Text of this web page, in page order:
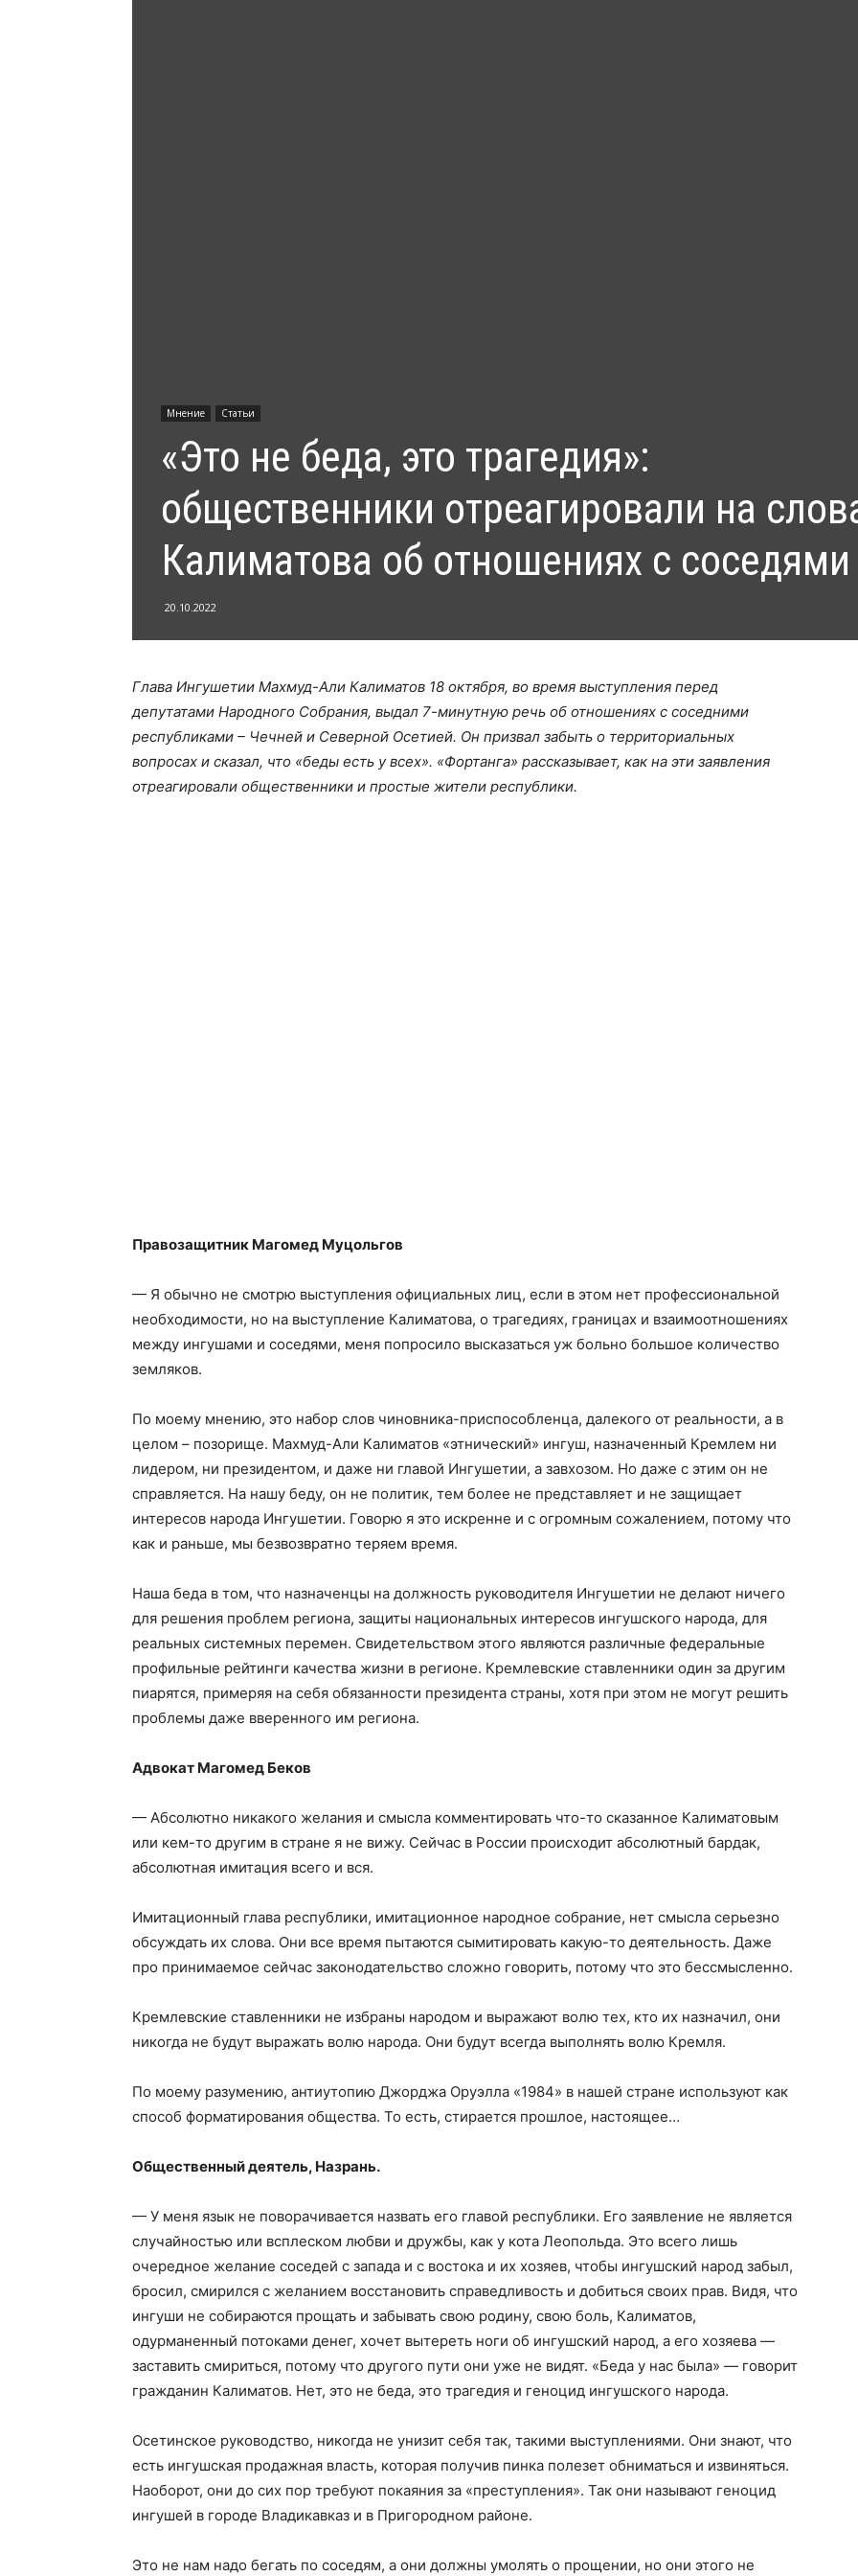
Мнение Статьи
«Это не беда, это трагедия»:
общественники отреагировали на
Калиматова об отношениях с соседями
20.10.2022
Глава Ингушетии Махмуд-Али Калиматов 18 октября, во время выступления перед
депутатами Народного Собрания, выдал 7-минутную речь об отношениях с соседними
республиками – Чечней и Северной Осетией. Он призвал забыть о территориальных
вопросах и сказал, что «беды есть у всех». «Фортанга» рассказывает, как на эти заявления
отреагировали общественники и простые жители республики.
Правозащитник Магомед Муцольгов
— Я обычно не смотрю выступления официальных лиц, если в этом нет профессиональной
необходимости, но на выступление Калиматова, о трагедиях, границах и взаимоотношениях
между ингушами и соседями, меня попросило высказаться уж больно большое количество
земляков.
По моему мнению, это набор слов чиновника-приспособленца, далекого от реальности, а в
целом – позорище. Махмуд-Али Калиматов «этнический» ингуш, назначенный Кремлем ни
лидером, ни президентом, и даже ни главой Ингушетии, а завхозом. Но даже с этим он не
справляется. На нашу беду, он не политик, тем более не представляет и не защищает
интересов народа Ингушетии. Говорю я это искренне и с огромным сожалением, потому что
как и раньше, мы безвозвратно теряем время.
Наша беда в том, что назначенцы на должность руководителя Ингушетии не делают ничего
для решения проблем региона, защиты национальных интересов ингушского народа, для
реальных системных перемен. Свидетельством этого являются различные федеральные
профильные рейтинги качества жизни в регионе. Кремлевские ставленники один за другим
пиарятся, примеряя на себя обязанности президента страны, хотя при этом не могут решить
проблемы даже вверенного им региона.
Адвокат Магомед Беков
— Абсолютно никакого желания и смысла комментировать что-то сказанное Калиматовым
или кем-то другим в стране я не вижу. Сейчас в России происходит абсолютный бардак,
абсолютная имитация всего и вся.
Имитационный глава республики, имитационное народное собрание, нет смысла серьезно
обсуждать их слова. Они все время пытаются сымитировать какую-то деятельность. Даже
про принимаемое сейчас законодательство сложно говорить, потому что это бессмысленно.
Кремлевские ставленники не избраны народом и выражают волю тех, кто их назначил, они
никогда не будут выражать волю народа. Они будут всегда выполнять волю Кремля.
По моему разумению, антиутопию Джорджа Оруэлла «1984» в нашей стране используют как
способ форматирования общества. То есть, стирается прошлое, настоящее…
Общественный деятель, Назрань.
— У меня язык не поворачивается назвать его главой республики. Его заявление не является
случайностью или всплеском любви и дружбы, как у кота Леопольда. Это всего лишь
очередное желание соседей с запада и с востока и их хозяев, чтобы ингушский народ забыл,
бросил, смирился с желанием восстановить справедливость и добиться своих прав. Видя, что
ингуши не собираются прощать и забывать свою родину, свою боль, Калиматов,
одурманенный потоками денег, хочет вытереть ноги об ингушский народ, а его хозяева —
заставить смириться, потому что другого пути они уже не видят. «Беда у нас была» — говорит
гражданин Калиматов. Нет, это не беда, это трагедия и геноцид ингушского народа.
Осетинское руководство, никогда не унизит себя так, такими выступлениями. Они знают, что
есть ингушская продажная власть, которая получив пинка полезет обниматься и извиняться.
Наоборот, они до сих пор требуют покаяния за «преступления». Так они называют геноцид
ингушей в городе Владикавказ и в Пригородном районе.
Это не нам надо бегать по соседям, а они должны умолять о прощении, но они этого не